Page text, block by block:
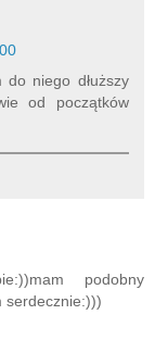
do niego dłuższy
od początków
podobny
serdecznie:)))